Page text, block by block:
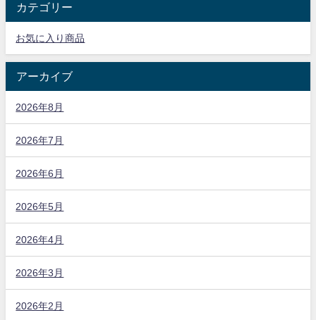
カテゴリー
お気に入り商品
アーカイブ
2026年8月
2026年7月
2026年6月
2026年5月
2026年4月
2026年3月
2026年2月